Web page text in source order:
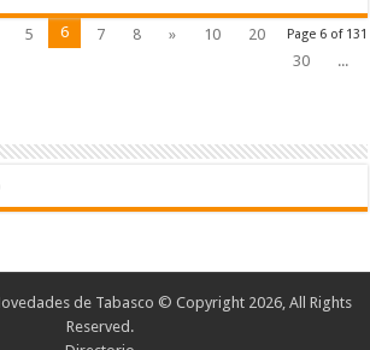
Page 6 of 131
5 6 7 8 » 10
20
30
...
de Tabasco © Copyright 2026, All Rights
Reserved.